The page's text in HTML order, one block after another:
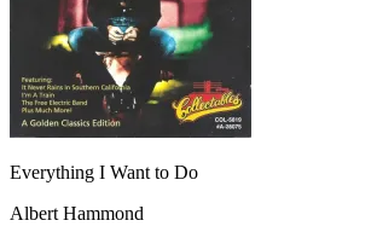
Everything I Want to Do
Albert Hammond